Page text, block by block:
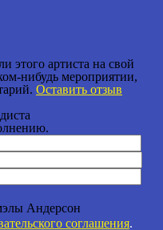
этого артиста на свой
нибудь мероприятии,
Оставить отзыв
Андерсон
соглашения.